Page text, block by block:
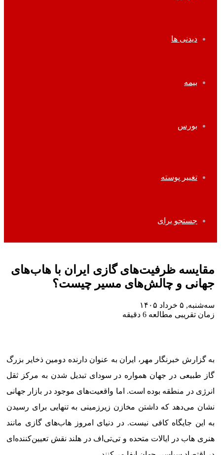
دیدنی ها
بیمه
بورس
تغییر پوسته
جستجو برای
مقایسه ظرفیت‌های گازی ایران با هاب‌های
جهانی و چالش‌های مسیر چیست؟
سه‌شنبه, ۵ خرداد ۱۴۰۵
زمان تقریبی مطالعه 6 دقیقه
به گزارش خبرنگار مهر، ایران به عنوان دارنده دومین ذخایر بزرگ
گاز طبیعی در جهان همواره در سودای تبدیل شدن به مرکز ثقل
انرژی در منطقه بوده است. اما واقعیت‌های موجود در بازار جهانی
نشان می‌دهد که داشتن مخازن زیرزمینی به تنهایی برای رسیدن
به این جایگاه کافی نیست. در دنیای امروز هاب‌های گازی مانند
هنری هاب در ایالات متحده و تی‌تی‌اف در هلند نقش تعیین‌کننده‌ای